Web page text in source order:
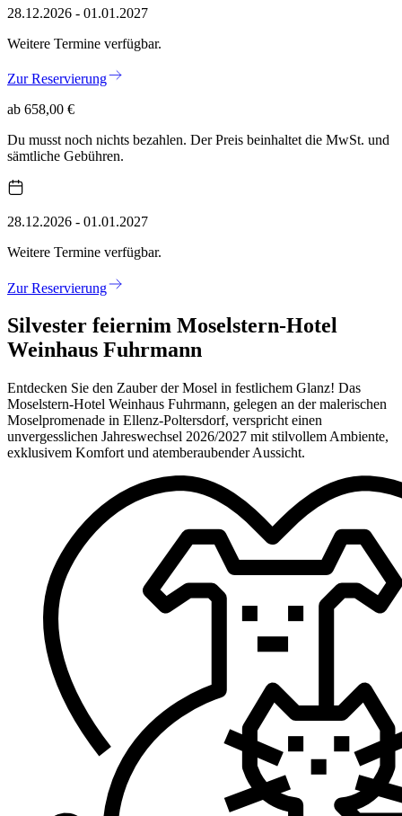
28.12.2026 - 01.01.2027
Weitere Termine verfügbar.
Zur Reservierung
ab 658,00 €
Du musst noch nichts bezahlen. Der Preis beinhaltet die MwSt. und
sämtliche Gebühren.
28.12.2026 - 01.01.2027
Weitere Termine verfügbar.
Zur Reservierung
Silvester feiernim Moselstern-Hotel
Weinhaus Fuhrmann
Entdecken Sie den Zauber der Mosel in festlichem Glanz! Das
Moselstern-Hotel Weinhaus Fuhrmann, gelegen an der malerischen
Moselpromenade in Ellenz-Poltersdorf, verspricht einen
unvergesslichen Jahreswechsel 2026/2027 mit stilvollem Ambiente,
exklusivem Komfort und atemberaubender Aussicht.